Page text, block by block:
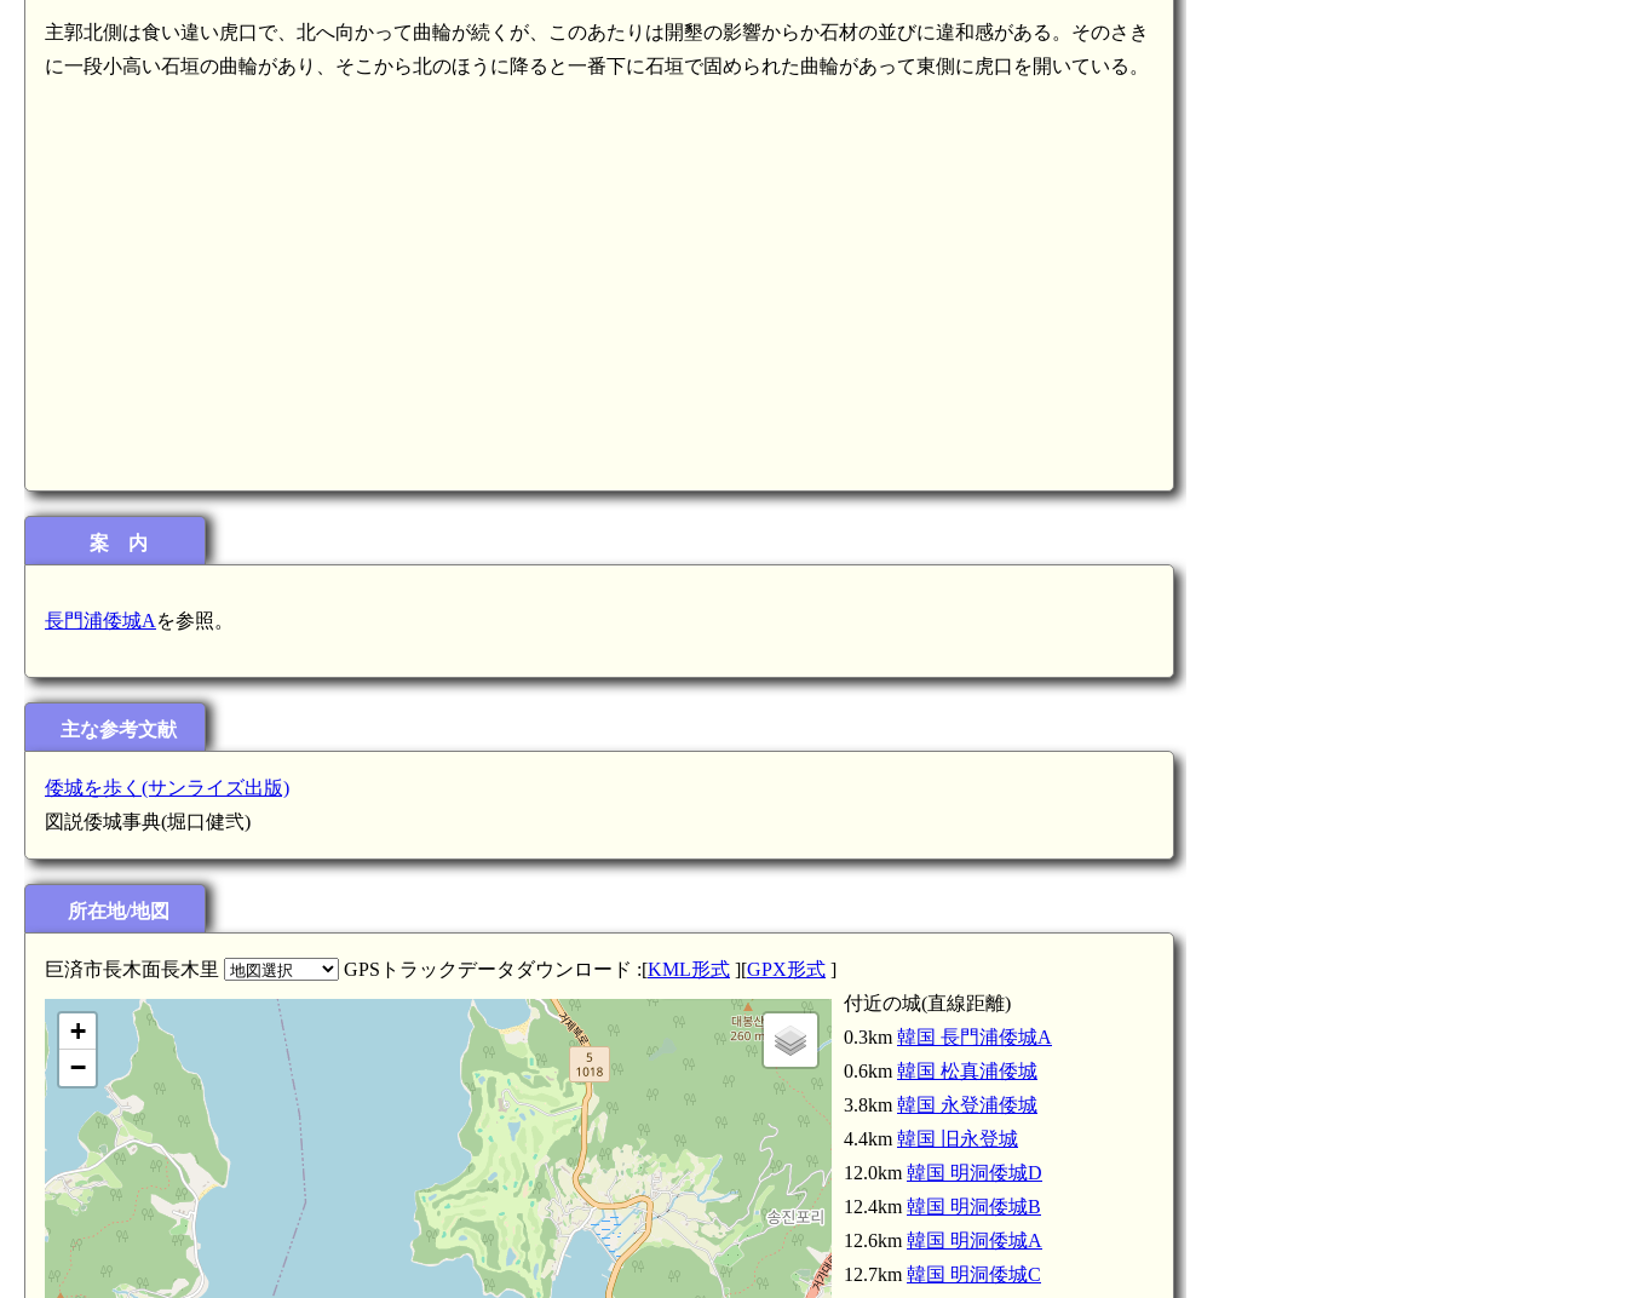
主郭北側は食い違い虎口で、北へ向かって曲輪が続くが、このあたりは開墾の影響からか石材の並びに違和感がある。そのさき
に一段小高い石垣の曲輪があり、そこから北のほうに降ると一番下に石垣で固められた曲輪があって東側に虎口を開いている。
案 内
長門浦倭城A を参照。
主な参考文献
倭城を歩く(サンライズ出版)
図説倭城事典(堀口健弐)
所在地/地図
巨済市長木面長木里 GPSトラックデータダウンロード :[KML形式 ][GPX形式 ]
韓国 永登浦倭城(3.8km)
+
−
付近の城(直線距離)
0.3km 韓国 長門浦倭城A
0.6km 韓国 松真浦倭城
3.8km 韓国 永登浦倭城
4.4km 韓国 旧永登城
12.0km 韓国 明洞倭城D
12.4km 韓国 明洞倭城B
12.6km 韓国 明洞倭城A
12.7km 韓国 明洞倭城C